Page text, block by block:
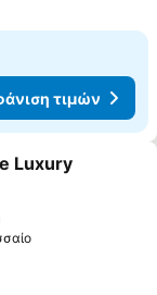
τιμών
αγαπημένα
Luxury